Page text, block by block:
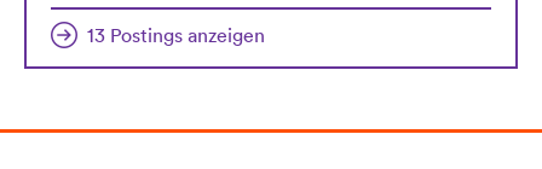
13 Postings anzeigen